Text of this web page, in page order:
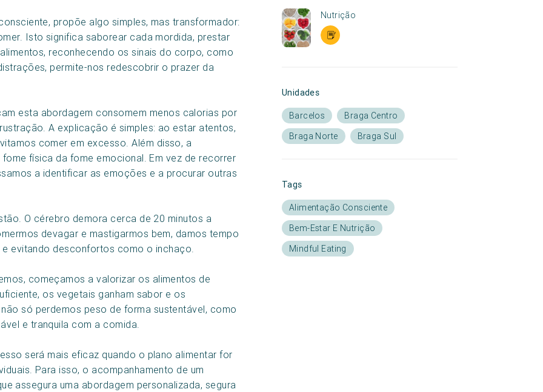
propõe algo simples, mas transformador:
Isto significa saborear cada mordida, prestar
reconhecendo os sinais do corpo, como
permite-nos redescobrir o prazer da
esta abordagem consomem menos calorias por
A explicação é simples: ao estar atentos,
comer em excesso. Além disso, a
física da fome emocional. Em vez de recorrer
a identificar as emoções e a procurar outras
O cérebro demora cerca de 20 minutos a
devagar e mastigarmos bem, damos tempo
evitando desconfortos como o inchaço.
começamos a valorizar os alimentos de
os vegetais ganham sabor e os
só perdemos peso de forma sustentável, como
e tranquila com a comida.
será mais eficaz quando o plano alimentar for
Para isso, o acompanhamento de um
assegura uma abordagem personalizada, segura
Nutrição
Unidades
Barcelos
Braga Centro
Braga Norte
Braga Sul
Tags
Alimentação Consciente
Bem-Estar E Nutrição
Mindful Eating